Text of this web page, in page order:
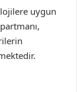
uygun